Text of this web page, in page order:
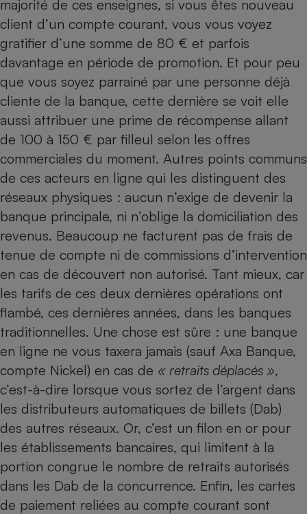
majorité de ces enseignes, si vous êtes nouveau
client d’un compte courant, vous vous voyez
gratifier d’une somme de 80 € et parfois
davantage en période de promotion. Et pour peu
que vous soyez parrainé par une personne déjà
cliente de la banque, cette dernière se voit elle
aussi attribuer une prime de récompense allant
de 100 à 150 € par filleul selon les offres
commerciales du moment. Autres points communs
de ces acteurs en ligne qui les distinguent des
réseaux physiques : aucun n’exige de devenir la
banque principale, ni n’oblige la domiciliation des
revenus. Beaucoup ne facturent pas de frais de
tenue de compte ni de commissions d’intervention
en cas de découvert non autorisé. Tant mieux, car
les tarifs de ces deux dernières opérations ont
flambé, ces dernières années, dans les banques
traditionnelles. Une chose est sûre : une banque
en ligne ne vous taxera jamais (sauf Axa Banque,
compte Nickel) en cas de « retraits déplacés »,
c’est-à-dire lorsque vous sortez de l’argent dans
les distributeurs automatiques de billets (Dab)
des autres réseaux. Or, c’est un filon en or pour
les établissements bancaires, qui limitent à la
portion congrue le nombre de retraits autorisés
dans les Dab de la concurrence. Enfin, les cartes
de paiement reliées au compte courant sont